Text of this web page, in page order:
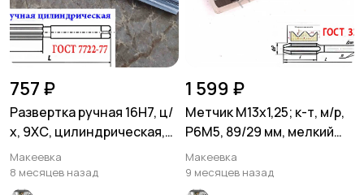
757 ₽
Развертка ручная 16Н7, ц/
х, 9ХС, цилиндрическая,
175/87 мм, 2360-0142.
Макеевка
8 месяцев назад
1 599 ₽
Метчик М13х1,25; к-т, м/р,
Р6М5, 89/29 мм, мелкий
шаг, ГОСТ 3266-81
Макеевка
9 месяцев назад